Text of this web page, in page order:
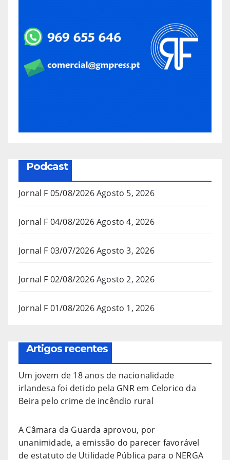
Podcast
Jornal F 05/08/2026Agosto 5, 2026
Jornal F 04/08/2026Agosto 4, 2026
Jornal F 03/07/2026Agosto 3, 2026
Jornal F 02/08/2026Agosto 2, 2026
Jornal F 01/08/2026Agosto 1, 2026
Artigos recentes
Um jovem de 18 anos de nacionalidade
irlandesa foi detido pela GNR em Celorico da
Beira pelo crime de incêndio rural
A Câmara da Guarda aprovou, por
unanimidade, a emissão do parecer favorável
de estatuto de Utilidade Pública para o NERGA